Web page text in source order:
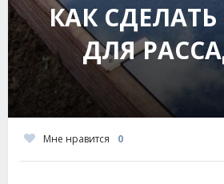
КАК
ДЛЯ
Мне нравится 0